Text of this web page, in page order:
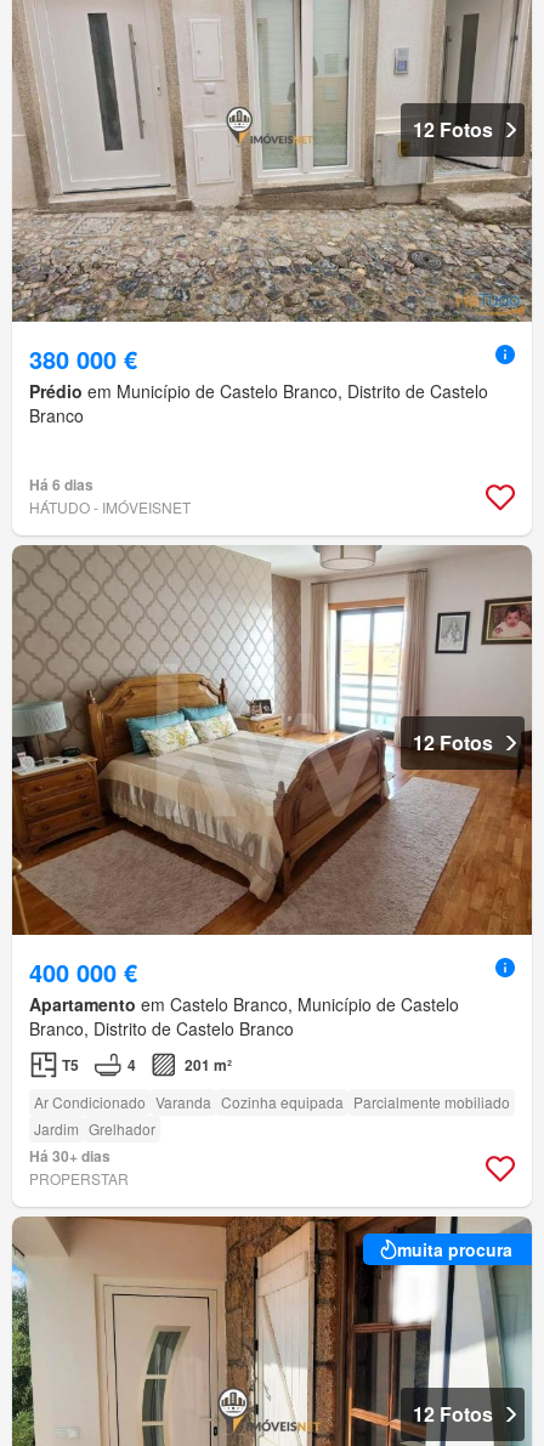
12 Fotos
380 000 €
Prédio em Município de Castelo Branco, Distrito de Castelo
Branco
Há 6 dias
HÁTUDO - IMÓVEISNET
12 Fotos
400 000 €
Apartamento em Castelo Branco, Município de Castelo
Branco, Distrito de Castelo Branco
T5 4 201 m²
Ar Condicionado Varanda Cozinha equipada Parcialmente mobiliado
Jardim Grelhador
Há 30+ dias
PROPERSTAR
muita procura
12 Fotos